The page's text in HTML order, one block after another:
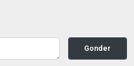
Gonder